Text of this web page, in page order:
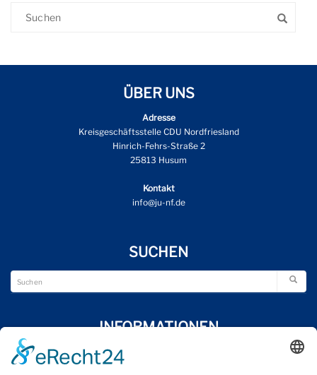
ÜBER UNS
Adresse
Kreisgeschäftsstelle CDU Nordfriesland
Hinrich-Fehrs-Straße 2
25813 Husum
Kontakt
info@ju-nf.de
SUCHEN
INFORMATIONEN